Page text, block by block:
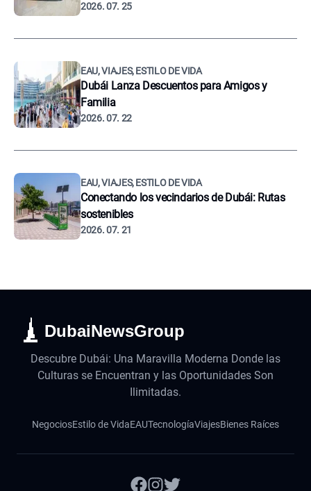
2026. 07. 25
EAU, VIAJES, ESTILO DE VIDA
Dubái Lanza Descuentos para Amigos y
Familia
2026. 07. 22
EAU, VIAJES, ESTILO DE VIDA
Conectando los vecindarios de Dubái: Rutas
sostenibles
2026. 07. 21
DubaiNewsGroup
Descubre Dubái: Una Maravilla Moderna Donde las
Culturas se Encuentran y las Oportunidades Son
Ilimitadas.
NegociosEstilo de VidaEAUTecnologíaViajesBienes Raíces